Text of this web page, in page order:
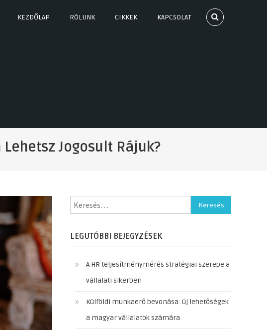
KEZDŐLAP RÓLUNK CIKKEK KAPCSOLAT
Jogosult Rájuk?
Keresés:
LEGUTÓBBI BEJEGYZÉSEK
A HR teljesítménymérés stratégiai szerepe a
vállalati sikerben
Külföldi munkaerő bevonása: új lehetőségek
a magyar vállalatok számára